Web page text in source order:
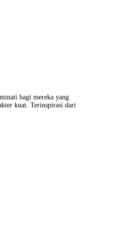
bagi mereka yang
kuat. Terinspirasi dari